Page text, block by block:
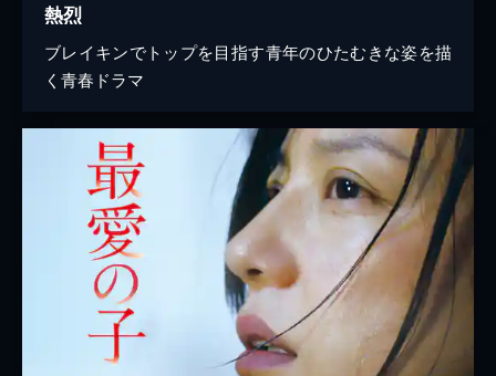
熱烈
ブレイキンでトップを目指す青年のひたむきな姿を描
く青春ドラマ